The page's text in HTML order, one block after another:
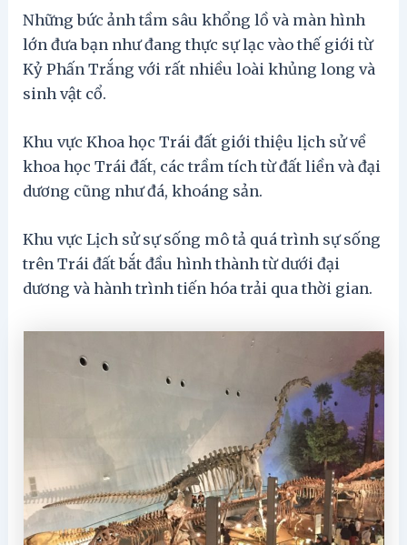
Những bức ảnh tầm sâu khổng lồ và màn hình
lớn đưa bạn như đang thực sự lạc vào thế giới từ
Kỷ Phấn Trắng với rất nhiều loài khủng long và
sinh vật cổ.
Khu vực Khoa học Trái đất giới thiệu lịch sử về
khoa học Trái đất, các trầm tích từ đất liền và đại
dương cũng như đá, khoáng sản.
Khu vực Lịch sử sự sống mô tả quá trình sự sống
trên Trái đất bắt đầu hình thành từ dưới đại
dương và hành trình tiến hóa trải qua thời gian.